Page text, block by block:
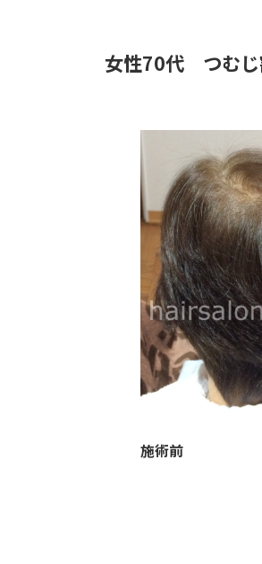
女性70代 つむ
施術前